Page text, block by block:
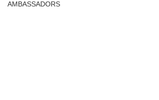
AMBASSADORS